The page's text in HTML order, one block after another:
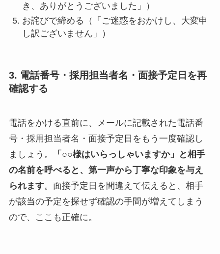
き、ありがとうございました」）
お詫びで締める（「ご迷惑をおかけし、大変申
し訳ございません」）
3. 電話番号・採用担当者名・面接予定日を再
確認する
電話をかける直前に、メールに記載された電話番
号・採用担当者名・面接予定日をもう一度確認し
ましょう。
「○○様はいらっしゃいますか」と相手
の名前を呼べると、第一声から丁寧な印象を与え
られます。面接予定日を間違えて伝えると、相手
が該当の予定を探せず確認の手間が増えてしまう
ので、ここも正確に。